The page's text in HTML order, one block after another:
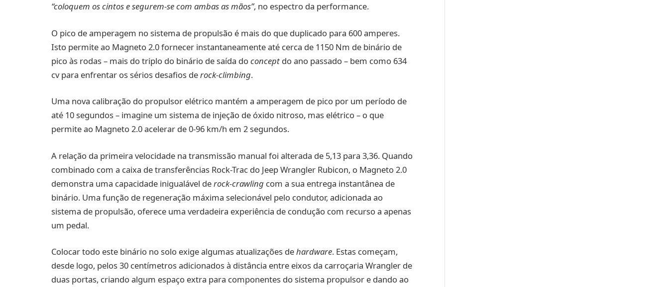
“coloquem os cintos e segurem-se com ambas as mãos”, no espectro da performance.
O pico de amperagem no sistema de propulsão é mais do que duplicado para 600 amperes.
Isto permite ao Magneto 2.0 fornecer instantaneamente até cerca de 1150 Nm de binário de
pico às rodas – mais do triplo do binário de saída doconcept do ano passado – bem como 634
cv para enfrentar os sérios desafios derock-climbing.
Uma nova calibração do propulsor elétrico mantém a amperagem de pico por um período de
até 10 segundos – imagine um sistema de injeção de óxido nitroso, mas elétrico – o que
permite ao Magneto 2.0 acelerar de 0-96 km/h em 2 segundos.
A relação da primeira velocidade na transmissão manual foi alterada de 5,13 para 3,36. Quando
combinado com a caixa de transferências Rock-Trac do Jeep Wrangler Rubicon, o Magneto 2.0
demonstra uma capacidade inigualável derock-crawling com a sua entrega instantânea de
binário. Uma função de regeneração máxima selecionável pelo condutor, adicionada ao
sistema de propulsão, oferece uma verdadeira experiência de condução com recurso a apenas
um pedal.
Colocar todo este binário no solo exige algumas atualizações dehardware. Estas começam,
desde logo, pelos 30 centímetros adicionados à distância entre eixos da carroçaria Wrangler de
duas portas, criando algum espaço extra para componentes do sistema propulsor e dando ao